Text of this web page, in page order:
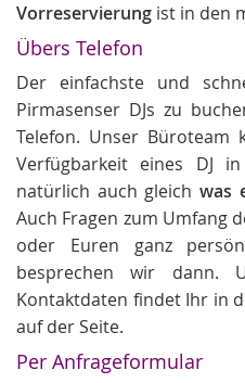
Vorreservierung ist in den
Übers Telefon
Der einfachste und
Pirmasenser DJs zu
Telefon. Unser
Verfügbarkeit eines DJ
natürlich auch gleich was
Auch Fragen zum Umfang
oder Euren ganz
besprechen wir dann.
Kontaktdaten findet Ihr in
auf der Seite.
Per Anfrageformular